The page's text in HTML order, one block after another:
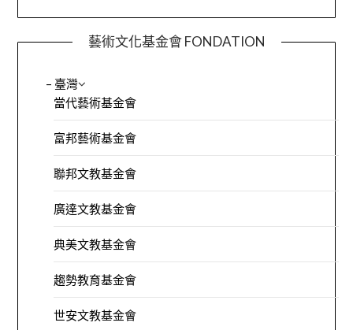
藝術文化基金會 FONDATION
– 臺灣
當代藝術基金會
富邦藝術基金會
聯邦文教基金會
廣達文教基金會
典美文教基金會
趨勢教育基金會
世安文教基金會